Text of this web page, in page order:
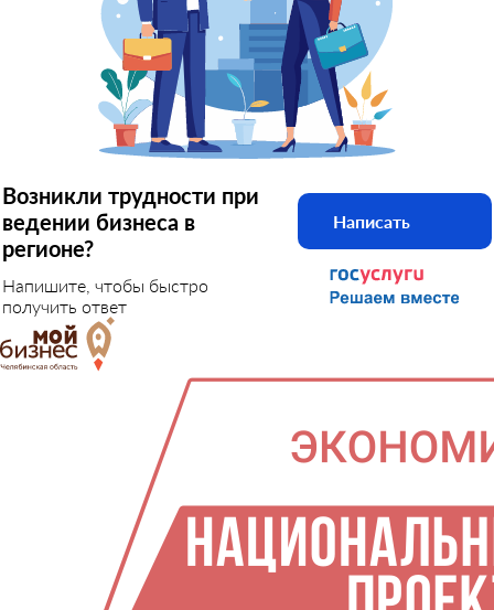
Возникли трудности при
ведении бизнеса в
регионе?
Напишите, чтобы быстро
получить ответ
Написать